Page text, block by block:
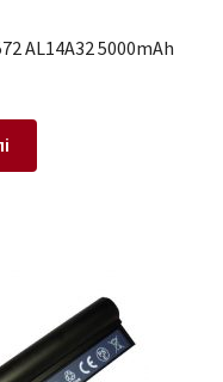
AL14A32 5000mAh